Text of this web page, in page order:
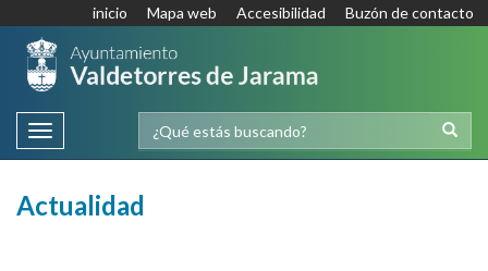
inicio Mapa web Accesibilidad Buzón de contacto
Toggle
navigation
Actualidad